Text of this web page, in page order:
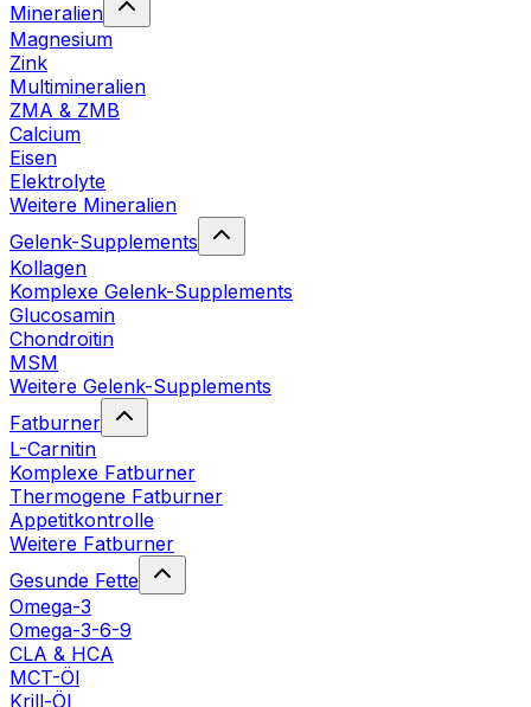
Mineralien
Magnesium
Zink
Multimineralien
ZMA & ZMB
Calcium
Eisen
Elektrolyte
Weitere Mineralien
Gelenk-Supplements
Kollagen
Komplexe Gelenk-Supplements
Glucosamin
Chondroitin
MSM
Weitere Gelenk-Supplements
Fatburner
L-Carnitin
Komplexe Fatburner
Thermogene Fatburner
Appetitkontrolle
Weitere Fatburner
Gesunde Fette
Omega-3
Omega-3-6-9
CLA & HCA
MCT-Öl
Krill-Öl